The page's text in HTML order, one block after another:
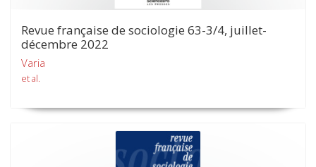
Revue française de sociologie 63-3/4, juillet-
décembre 2022
Varia
et al.